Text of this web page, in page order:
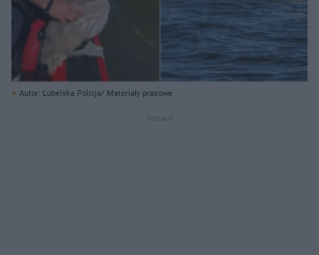
Autor: Lubelska Policja/ Materiały prasowe